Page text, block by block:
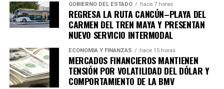
7. Uganda vive jornada violenta tras
arresto de Bobi Wine
Al menos siete personas murieron en enfrentamientos
entre manifestantes y fuerzas de seguridad luego de la
detención del líder opositorBobi Wine, trasladado en
GOBIERNO DEL ESTADO hace 7 horas
REGRESA LA RUTA CANCÚN–PLAYA DEL
CARMEN DEL TREN MAYA Y PRESENTAN
NUEVO SERVICIO INTERMODAL
ECONOMÍA Y FINANZAS hace 15 horas
MERCADOS FINANCIEROS MANTIENEN
TENSIÓN POR VOLATILIDAD DEL DÓLAR Y
COMPORTAMIENTO DE LA BMV